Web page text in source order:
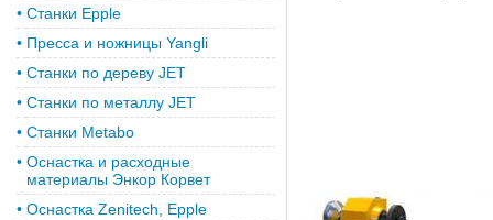
• Станки Epple
• Пресса и ножницы Yangli
• Станки по дереву JET
• Станки по металлу JET
• Станки Metabo
• Оснастка и расходные
материалы Энкор Корвет
• Оснастка Zenitech, Epple